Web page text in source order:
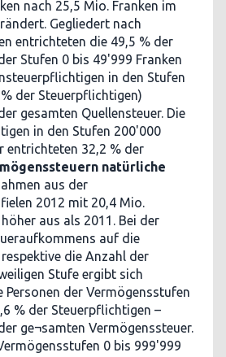
nach 25,5 Mio. Franken im
Gegliedert nach
entrichteten die 49,5 % der
Stufen 0 bis 49'999 Franken
in den Stufen
der Steuerpflichtigen)
gesamten Quellensteuer. Die
in den Stufen 200'000
entrichteten 32,2 % der
natürliche
aus der
2012 mit 20,4 Mio.
aus als 2011. Bei der
auf die
die Anzahl der
Stufe ergibt sich
Personen der Vermögensstufen
% der Steuerpflichtigen –
ge¬samten Vermögenssteuer.
0 bis 999'999